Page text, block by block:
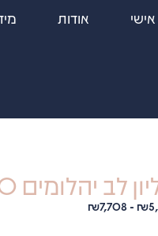
אודות
לב יהלומים 6320
₪
-
₪7,708